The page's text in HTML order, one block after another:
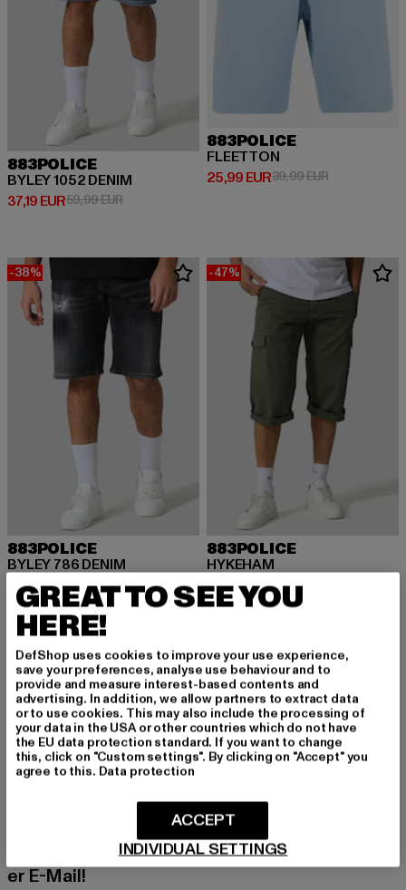
883POLICE
BYLEY 1052 DENIM
37,19 EUR
Derzeitiger Preis: 37,19 EUR
59,99 EURAktionspreis: 59,99 EUR
883POLICE
FLEETTON
25,99 EUR
Derzeitiger Preis: 25,99 EUR
39,99 EURAktionspreis:
-38%
883POLICE
BYLEY 786 DENIM
37,19 EUR
Derzeitiger Preis: 37,19 EUR
59,99 EUR Aktionspreis: 59,99 EUR
-47%
883POLICE
HYKEHAM
37,09 EUR
Derzeitiger Preis: 37,09 EUR
69,99 EUR
MELDE DICH AN, UM
INSPIRIERT ZU BLEI
BEN!
Melde dich hier für unseren Newsletter an und
erhalte künftig Informationen über aktuelle Tre
nds, Angebote und Gutscheine von DefShop p
er E-Mail!
GREAT TO SEE YOU
HERE!
DefShop uses cookies to improve your use experience,
save your preferences, analyse use behaviour and to
provide and measure interest-based contents and
advertising. In addition, we allow partners to extract data
or to use cookies. This may also include the processing of
your data in the USA or other countries which do not have
the EU data protection standard. If you want to change
this, click on "Custom settings". By clicking on "Accept" you
agree to this. Data protection
INDIVIDUAL SETTINGS
ACCEPT